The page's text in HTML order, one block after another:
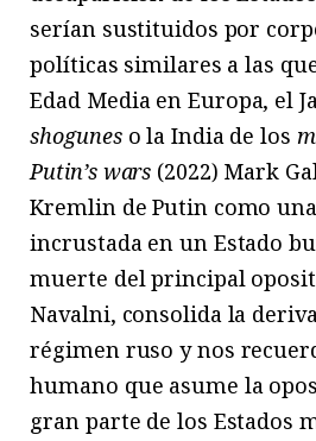
serían sustituidos por
políticas similares a las
Edad Media en Europa, el
shoguneso la India de los
Putin’s wars (2022) Mark
Kremlin de Putin como
incrustada en un Estado
muerte del principal
Navalni, consolida la
régimen ruso y nos
humano que asume la
gran parte de los Estados